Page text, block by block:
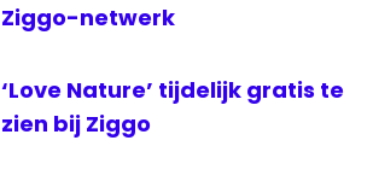
Ziggo-netwerk
‘Love Nature’ tijdelijk gratis te
zien bij Ziggo